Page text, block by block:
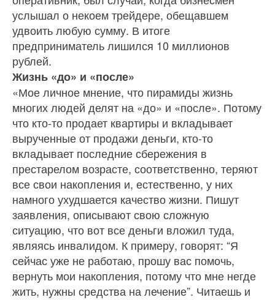
услышал о некоем трейдере, обещавшем
удвоить любую сумму. В итоге
предприниматель лишился 10 миллионов
рублей.
Жизнь «до» и «после»
«Мое личное мнение, что пирамиды жизнь
многих людей делят на «до» и «после». Потому
что кто-то продает квартиры и вкладывает
вырученные от продажи деньги, кто-то
вкладывает последние сбережения в
престарелом возрасте, соответственно, теряют
все свои накопления и, естественно, у них
намного ухудшается качество жизни. Пишут
заявления, описывают свою сложную
ситуацию, что вот все деньги вложил туда,
являясь инвалидом. К примеру, говорят: “Я
сейчас уже не работаю, прошу вас помочь,
вернуть мои накопления, потому что мне негде
жить, нужны средства на лечение”. Читаешь и